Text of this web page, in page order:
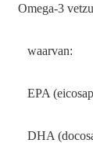
Omega-3
waarvan:
EPA
DHA